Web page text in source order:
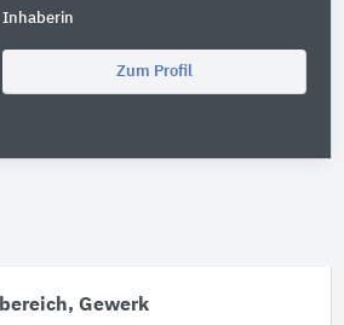
Inhaberin
Zum Profil
Gewerk